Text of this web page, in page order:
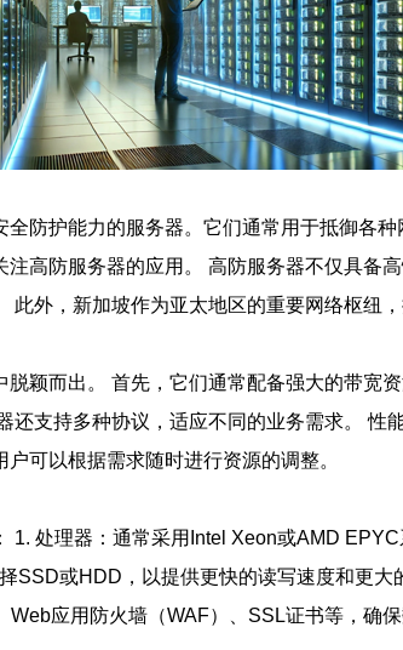
防护能力的服务器。它们通常用于抵御各
高防服务器的应用。 高防服务器不仅具备
外，新加坡作为亚太地区的重要网络枢纽
颖而出。 首先，它们通常配备强大的带宽
支持多种协议，适应不同的业务需求。 性
可以根据需求随时进行资源的调整。
处理器：通常采用Intel Xeon或AMD
SSD或HDD，以提供更快的读写速度和更
应用防火墙（WAF）、SSL证书等，确保